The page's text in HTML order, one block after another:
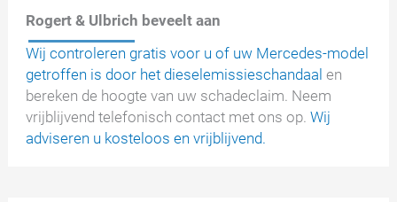
Rogert & Ulbrich beveelt aan
Wij controleren gratis voor u of uw Mercedes-model
getroffen is door het dieselemissieschandaal en
bereken de hoogte van uw schadeclaim. Neem
vrijblijvend telefonisch contact met ons op.Wij
adviseren u kosteloos en vrijblijvend.